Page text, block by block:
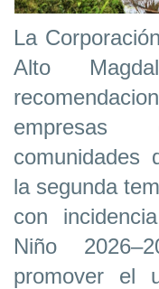
La
Alto
comunidades
la segunda
con
Niño
promover el